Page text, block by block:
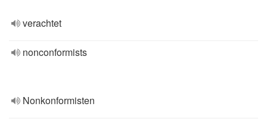
verachtet
nonconformists
Nonkonformisten